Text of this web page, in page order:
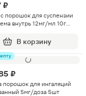
₽
порошок для суспензии
внутрь 12мг/мл 10г
В корзину
₽
порошок для ингаляций
5мг/доза 5шт